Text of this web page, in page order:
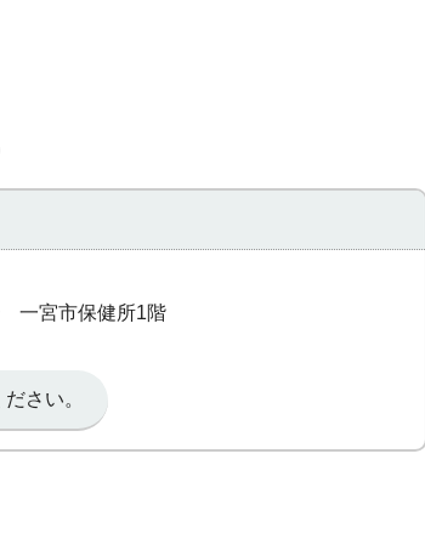
一宮市保健所1階
さい。